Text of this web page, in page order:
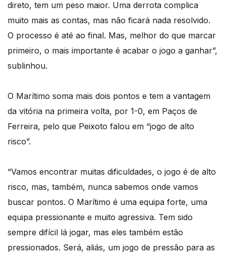
direto, tem um peso maior. Uma derrota complica
muito mais as contas, mas não ficará nada resolvido.
O processo é até ao final. Mas, melhor do que marcar
primeiro, o mais importante é acabar o jogo a ganhar”,
sublinhou.
O Marítimo soma mais dois pontos e tem a vantagem
da vitória na primeira volta, por 1-0, em Paços de
Ferreira, pelo que Peixoto falou em “jogo de alto
risco”.
“Vamos encontrar muitas dificuldades, o jogo é de alto
risco, mas, também, nunca sabemos onde vamos
buscar pontos. O Marítimo é uma equipa forte, uma
equipa pressionante e muito agressiva. Tem sido
sempre difícil lá jogar, mas eles também estão
pressionados. Será, aliás, um jogo de pressão para as